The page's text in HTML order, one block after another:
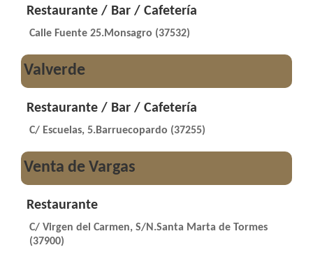
Restaurante / Bar / Cafetería
Calle Fuente 25.Monsagro (37532)
Valverde
Restaurante / Bar / Cafetería
C/ Escuelas, 5.Barruecopardo (37255)
Venta de Vargas
Restaurante
C/ Virgen del Carmen, S/N.Santa Marta de Tormes
(37900)